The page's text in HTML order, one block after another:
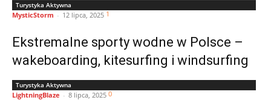
Turystyka Aktywna
MysticStorm - 12 lipca, 2025 1
Ekstremalne sporty wodne w Polsce –
wakeboarding, kitesurfing i windsurfing
Turystyka Aktywna
LightningBlaze - 8 lipca, 2025 0